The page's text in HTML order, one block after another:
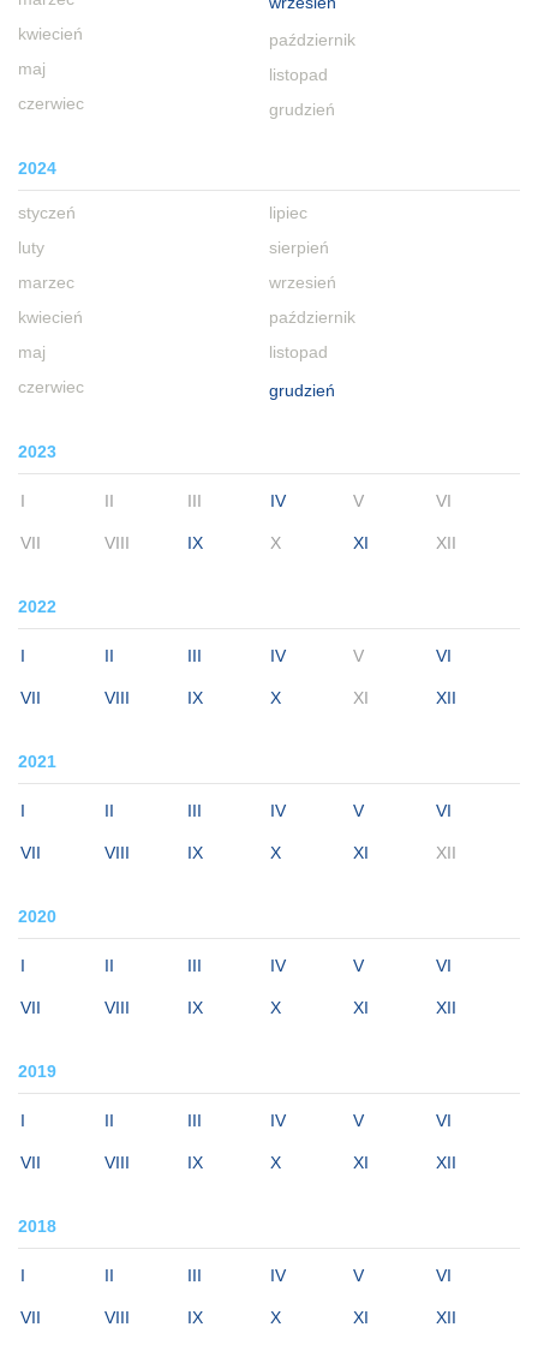
kwiecień
maj
czerwiec
październik
listopad
grudzień
2024
styczeń
luty
marzec
kwiecień
maj
czerwiec
lipiec
sierpień
wrzesień
październik
listopad
grudzień
2023
I II III IV V VI
VII VIII IX X XI XII
2022
I II III IV V VI
VII VIII IX X XI XII
2021
I II III IV V VI
VII VIII IX X XI XII
2020
I II III IV V VI
VII VIII IX X XI XII
2019
I II III IV V VI
VII VIII IX X XI XII
2018
I II III IV V VI
VII VIII IX X XI XII